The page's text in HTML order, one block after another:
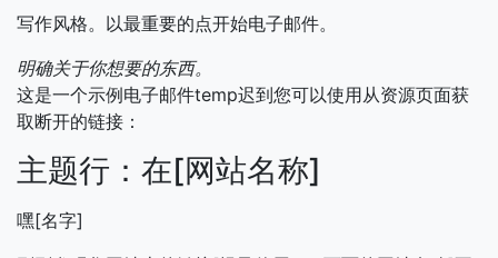
写作风格。以最重要的点开始电子邮件。
明确关于你想要的东西。
这是一个示例电子邮件temp迟到您可以使用从资源页面获
取断开的链接：
主题行：在[网站名称]
嘿[名字]